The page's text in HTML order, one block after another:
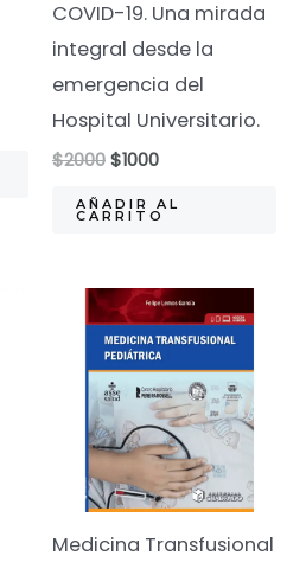
COVID-19. Una mirada
integral desde la
emergencia del
Hospital Universitario.
$2000El
original
era:
$1000El
actual
es:
AÑADIR AL
CARRITO
Medicina Transfusional